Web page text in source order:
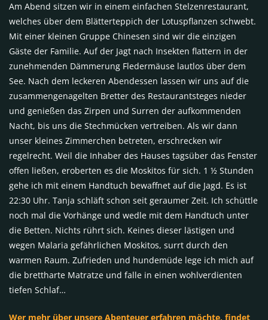
Am Abend sitzen wir in einem einfachen Stelzenrestaurant,
welches über dem Blätterteppich der Lotuspflanzen schwebt.
Mit einer kleinen Gruppe Chinesen sind wir die einzigen
Gäste der Familie. Auf der Jagt nach Insekten flattern in der
zunehmenden Dämmerung Fledermäuse lautlos über dem
See. Nach dem leckeren Abendessen lassen wir uns auf die
zusammengenagelten Bretter des Restaurantsteges nieder
und genießen das Zirpen und Surren der aufkommenden
Nacht, bis uns die Stechmücken vertreiben. Als wir dann
unser kleines Zimmerchen betreten, erschrecken wir
regelrecht. Weil die Inhaber des Hauses tagsüber das Fenster
offen ließen, eroberten es die Moskitos für sich. 1 ½ Stunden
gehe ich mit einem Handtuch bewaffnet auf die Jagd. Es ist
22:30 Uhr. Tanja schläft schon seit geraumer Zeit. Ich schüttle
noch mal die Vorhänge und wedle mit dem Handtuch unter
die Betten. Nichts rührt sich. Keines dieser lästigen und
wegen Malaria gefährlichen Moskitos, surrt durch den
warmen Raum. Zufrieden und hundemüde lege ich mich auf
die brettharte Matratze und falle in einen wohlverdienten
tiefen Schlaf…
Wer mehr über unsere Abenteuer erfahren möchte, findet